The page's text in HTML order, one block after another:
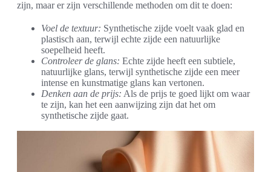
zijn, maar er zijn verschillende methoden om dit te doen:
Voel de textuur: Synthetische zijde voelt vaak glad en
plastisch aan, terwijl echte zijde een natuurlijke
soepelheid heeft.
Controleer de glans: Echte zijde heeft een subtiele,
natuurlijke glans, terwijl synthetische zijde een meer
intense en kunstmatige glans kan vertonen.
Denken aan de prijs: Als de prijs te goed lijkt om waar
te zijn, kan het een aanwijzing zijn dat het om
synthetische zijde gaat.